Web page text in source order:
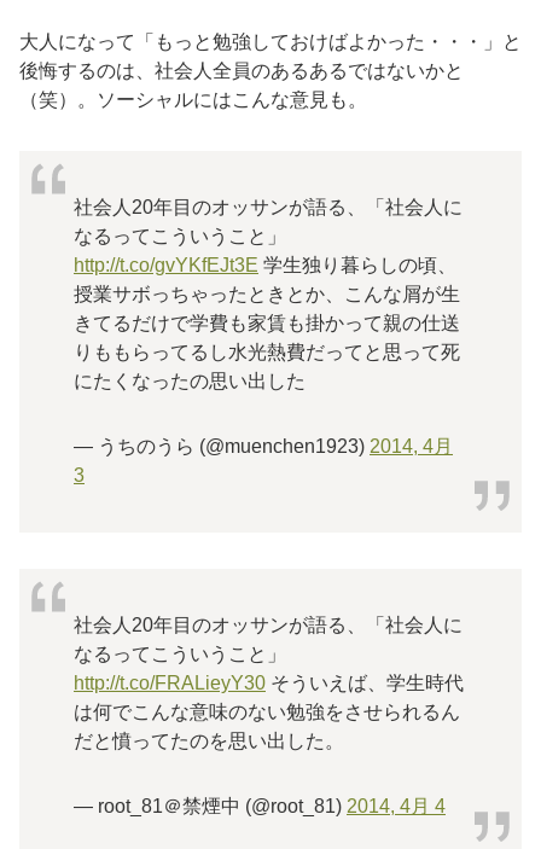
大人になって「もっと勉強しておけばよかった・・・」と
後悔するのは、社会人全員のあるあるではないかと
（笑）。ソーシャルにはこんな意見も。
社会人20年目のオッサンが語る、「社会人に
なるってこういうこと」
http://t.co/gvYKfEJt3E 学生独り暮らしの頃、
授業サボっちゃったときとか、こんな屑が生
きてるだけで学費も家賃も掛かって親の仕送
りももらってるし水光熱費だってと思って死
にたくなったの思い出した
— うちのうら (@muenchen1923) 2014, 4月
3
社会人20年目のオッサンが語る、「社会人に
なるってこういうこと」
http://t.co/FRALieyY30 そういえば、学生時代
は何でこんな意味のない勉強をさせられるん
だと憤ってたのを思い出した。
— root_81＠禁煙中 (@root_81) 2014, 4月 4